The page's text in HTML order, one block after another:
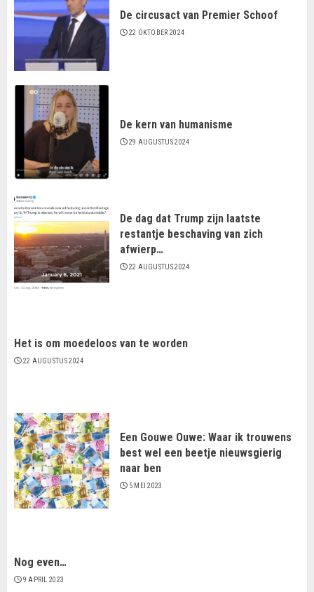
De circusact van Premier Schoof
22 OKTOBER 2024
De kern van humanisme
29 AUGUSTUS 2024
De dag dat Trump zijn laatste
restantje beschaving van zich
afwierp…
22 AUGUSTUS 2024
Het is om moedeloos van te worden
22 AUGUSTUS 2024
Een Gouwe Ouwe: Waar ik trouwens
best wel een beetje nieuwsgierig
naar ben
5 MEI 2023
Nog even…
9 APRIL 2023